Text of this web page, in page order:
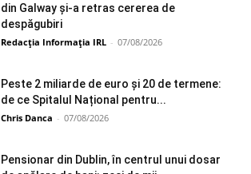
din Galway și-a retras cererea de
despăgubiri
Redacția Informația IRL - 07/08/2026
Peste 2 miliarde de euro și 20 de termene:
de ce Spitalul Național pentru...
Chris Danca - 07/08/2026
Pensionar din Dublin, în centrul unui dosar